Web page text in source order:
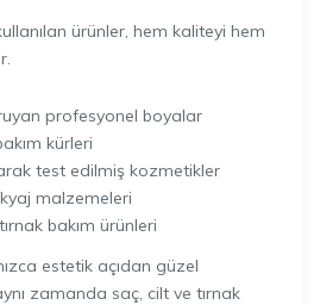
ürünler, hem kaliteyi hem
profesyonel boyalar
kürleri
test edilmiş kozmetikler
malzemeleri
bakım ürünleri
estetik açıdan güzel
zamanda saç, cilt ve tırnak